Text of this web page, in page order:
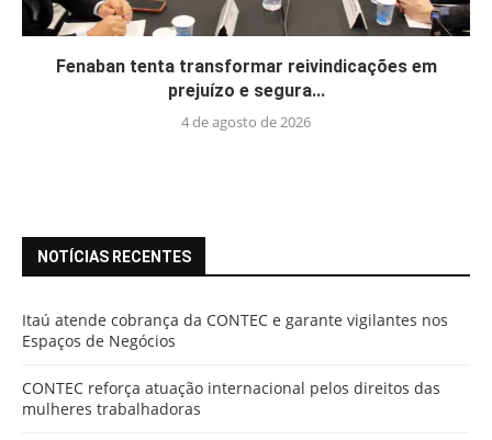
Fenaban tenta transformar reivindicações em
prejuízo e segura...
4 de agosto de 2026
NOTÍCIAS RECENTES
Itaú atende cobrança da CONTEC e garante vigilantes nos
Espaços de Negócios
CONTEC reforça atuação internacional pelos direitos das
mulheres trabalhadoras